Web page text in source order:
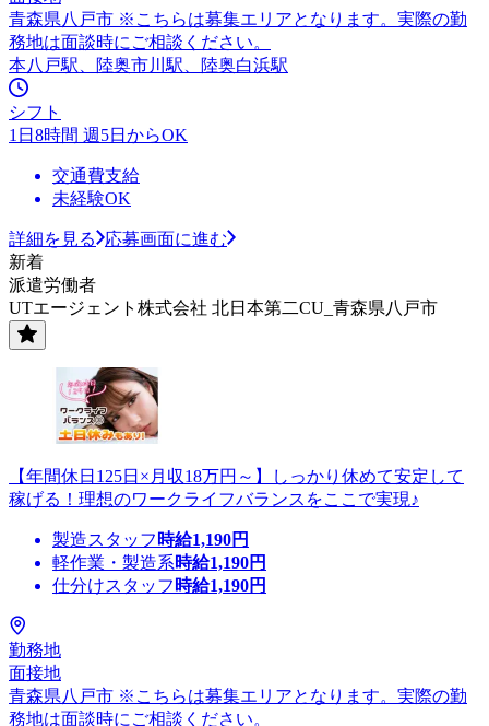
青森県八戸市 ※こちらは募集エリアとなります。実際の勤
務地は面談時にご相談ください。
本八戸駅、陸奥市川駅、陸奥白浜駅
シフト
1日8時間 週5日からOK
交通費支給
未経験OK
詳細を見る
応募画面に進む
新着
派遣労働者
UTエージェント株式会社 北日本第二CU_青森県八戸市
【年間休日125日×月収18万円～】しっかり休めて安定して
稼げる！理想のワークライフバランスをここで実現♪
製造スタッフ 時給1,190円
軽作業・製造系時給1,190円
仕分けスタッフ 時給1,190円
勤務地
面接地
青森県八戸市 ※こちらは募集エリアとなります。実際の勤
務地は面談時にご相談ください。